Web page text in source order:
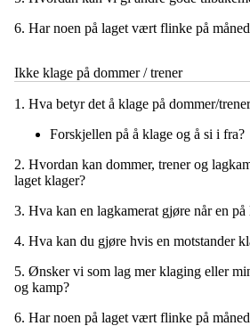
6. Har noen på laget vært flinke på
Ikke klage på dommer / trener
1. Hva betyr det å klage på dommer/
Forskjellen på å klage og å si i fra?
2. Hvordan kan dommer, trener og
laget klager?
3. Hva kan en lagkamerat gjøre når en på
4. Hva kan du gjøre hvis en motstander
5. Ønsker vi som lag mer klaging eller
og kamp?
6. Har noen på laget vært flinke på